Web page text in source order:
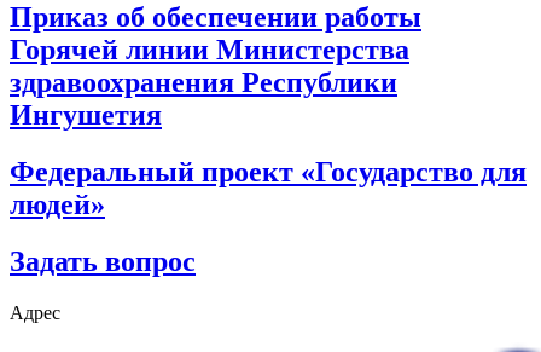
Приказ об обеспечении работы
Горячей линии Министерства
здравоохранения Республики
Ингушетия
Федеральный проект «Государство для
людей»
Задать вопрос
Адрес